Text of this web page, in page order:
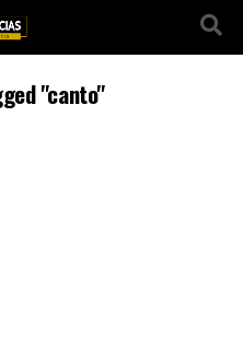
"canto"